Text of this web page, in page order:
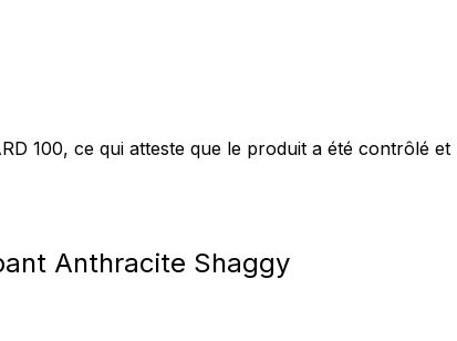
100, ce qui atteste que le produit a été contrôlé
Anthracite Shaggy